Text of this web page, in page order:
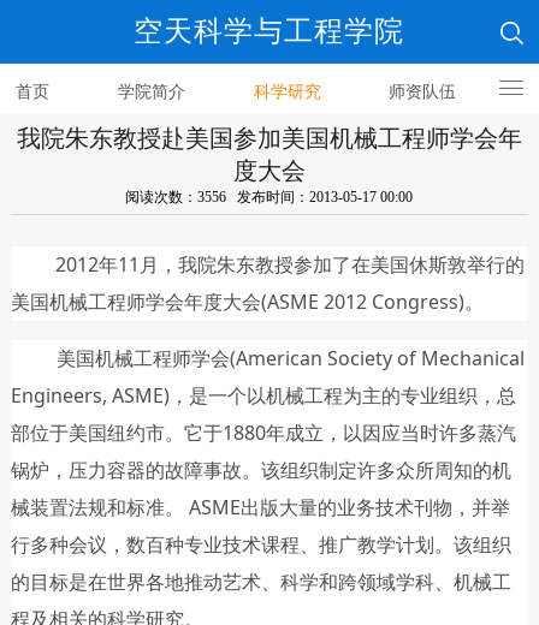
空天科学与工程学院
首页 学院简介 科学研究 师资队伍
人才培养
我院朱东教授赴美国参加美国机械工程师学会年
度大会
阅读次数：3556 发布时间：2013-05-17 00:00